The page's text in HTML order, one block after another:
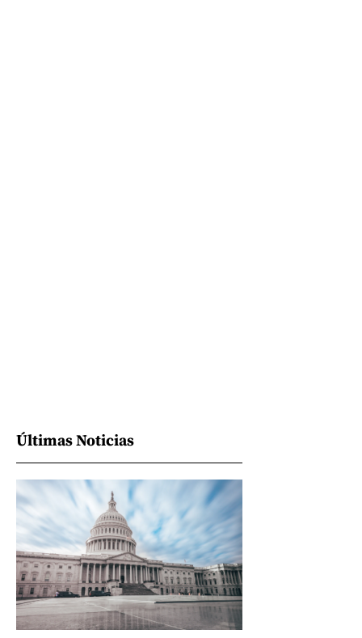
Últimas Noticias